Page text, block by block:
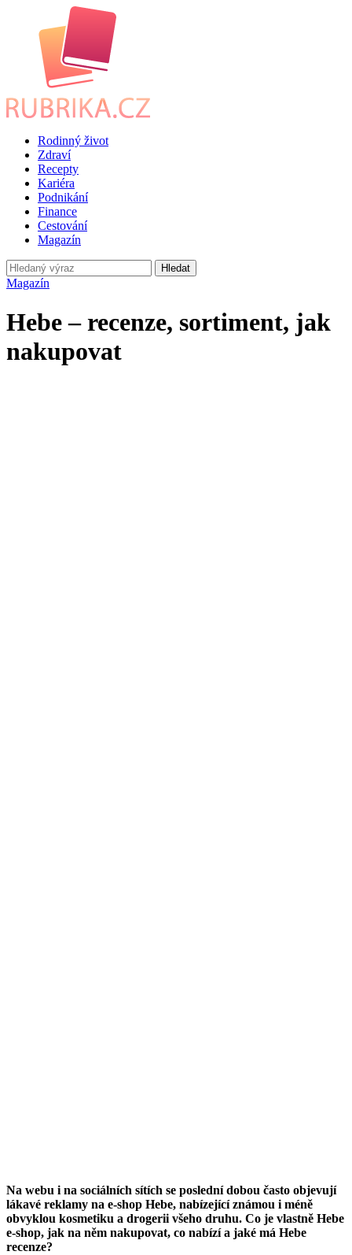
Rodinný život
Zdraví
Recepty
Kariéra
Podnikání
Finance
Cestování
Magazín
Hledat
Magazín
Hebe – recenze, sortiment, jak
nakupovat
Na webu i na sociálních sítích se poslední dobou často objevují
lákavé reklamy na e-shop Hebe, nabízející známou i méně
obvyklou kosmetiku a drogerii všeho druhu. Co je vlastně Hebe
e-shop, jak na něm nakupovat, co nabízí a jaké má Hebe
recenze?